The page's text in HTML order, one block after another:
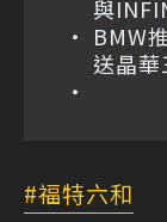
與
BMW
送晶
福特六和